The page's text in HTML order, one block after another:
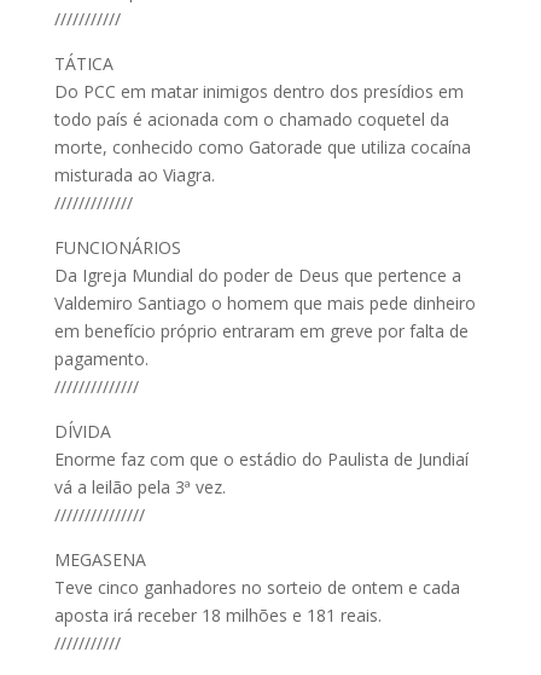
///////////
TÁTICA
Do PCC em matar inimigos dentro dos presídios em
todo país é acionada com o chamado coquetel da
morte, conhecido como Gatorade que utiliza cocaína
misturada ao Viagra.
/////////////
FUNCIONÁRIOS
Da Igreja Mundial do poder de Deus que pertence a
Valdemiro Santiago o homem que mais pede dinheiro
em benefício próprio entraram em greve por falta de
pagamento.
//////////////
DÍVIDA
Enorme faz com que o estádio do Paulista de Jundiaí
vá a leilão pela 3ª vez.
///////////////
MEGASENA
Teve cinco ganhadores no sorteio de ontem e cada
aposta irá receber 18 milhões e 181 reais.
///////////